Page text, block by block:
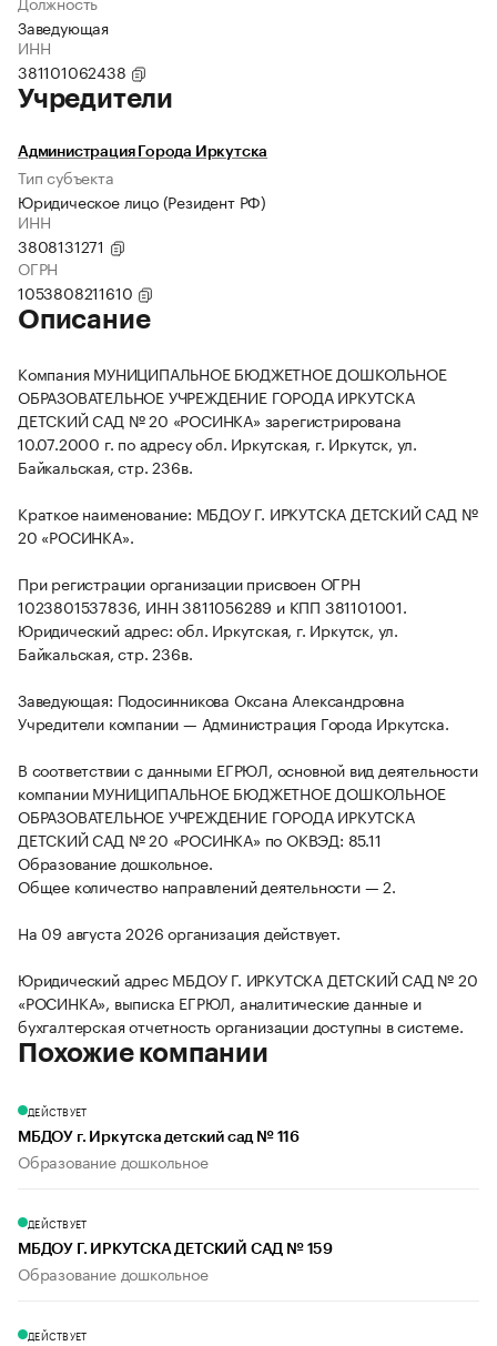
Заведующая
ИНН
381101062438
Учредители
Администрация Города Иркутска
Тип субъекта
Юридическое лицо (Резидент РФ)
ИНН
3808131271
ОГРН
1053808211610
Описание
Компания МУНИЦИПАЛЬНОЕ БЮДЖЕТНОЕ ДОШКОЛЬНОЕ
ОБРАЗОВАТЕЛЬНОЕ УЧРЕЖДЕНИЕ ГОРОДА ИРКУТСКА
ДЕТСКИЙ САД № 20 «РОСИНКА» зарегистрирована
10.07.2000 г. по адресу обл. Иркутская, г. Иркутск, ул.
Байкальская, стр. 236в.
Краткое наименование: МБДОУ Г. ИРКУТСКА ДЕТСКИЙ САД №
20 «РОСИНКА».
При регистрации организации присвоен ОГРН
1023801537836, ИНН 3811056289 и КПП 381101001.
Юридический адрес: обл. Иркутская, г. Иркутск, ул.
Байкальская, стр. 236в.
Заведующая: Подосинникова Оксана Александровна
Учредители компании — Администрация Города Иркутска.
В соответствии с данными ЕГРЮЛ, основной вид деятельности
компании МУНИЦИПАЛЬНОЕ БЮДЖЕТНОЕ ДОШКОЛЬНОЕ
ОБРАЗОВАТЕЛЬНОЕ УЧРЕЖДЕНИЕ ГОРОДА ИРКУТСКА
ДЕТСКИЙ САД № 20 «РОСИНКА» по ОКВЭД: 85.11
Образование дошкольное.
Общее количество направлений деятельности — 2.
На 09 августа 2026 организация действует.
Юридический адрес МБДОУ Г. ИРКУТСКА ДЕТСКИЙ САД № 20
«РОСИНКА», выписка ЕГРЮЛ, аналитические данные и
бухгалтерская отчетность организации доступны в системе.
Похожие компании
ДЕЙСТВУЕТ
МБДОУ г. Иркутска детский сад № 116
Образование дошкольное
ДЕЙСТВУЕТ
МБДОУ Г. ИРКУТСКА ДЕТСКИЙ САД № 159
Образование дошкольное
ДЕЙСТВУЕТ